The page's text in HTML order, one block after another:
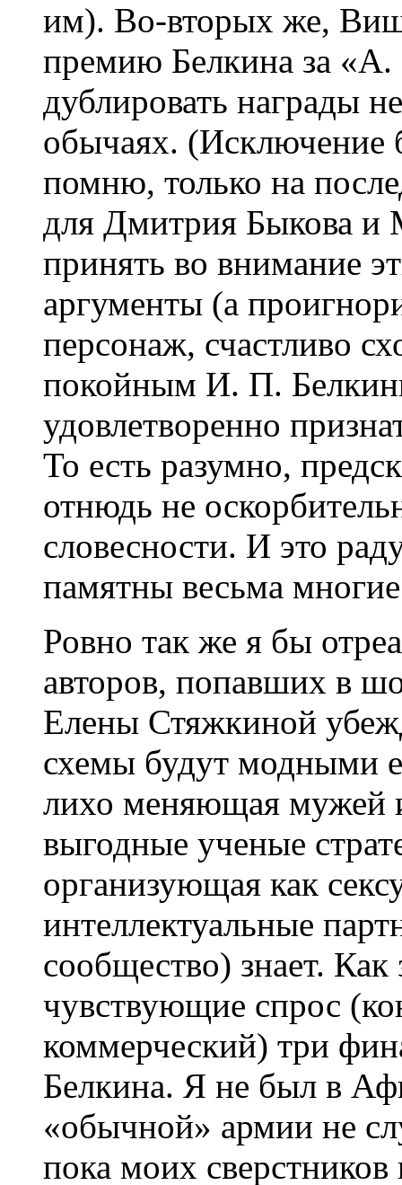
им). Во-вторых же,
премию Белкина за
дублировать награды
обычаях. (Исключение
помню, только на
для Дмитрия Быкова
принять во внимание
аргументы (а
персонаж, счастливо
покойным И. П.
удовлетворенно
То есть разумно,
отнюдь не
словесности. И это
памятны весьма
Ровно так же я бы
авторов, попавших в
Елены Стяжкиной
схемы будут модными
лихо меняющая мужей
выгодные ученые
организующая как
интеллектуальные
сообщество) знает. Как
чувствующие спрос
коммерческий) три
Белкина. Я не был в
«обычной» армии не
пока моих